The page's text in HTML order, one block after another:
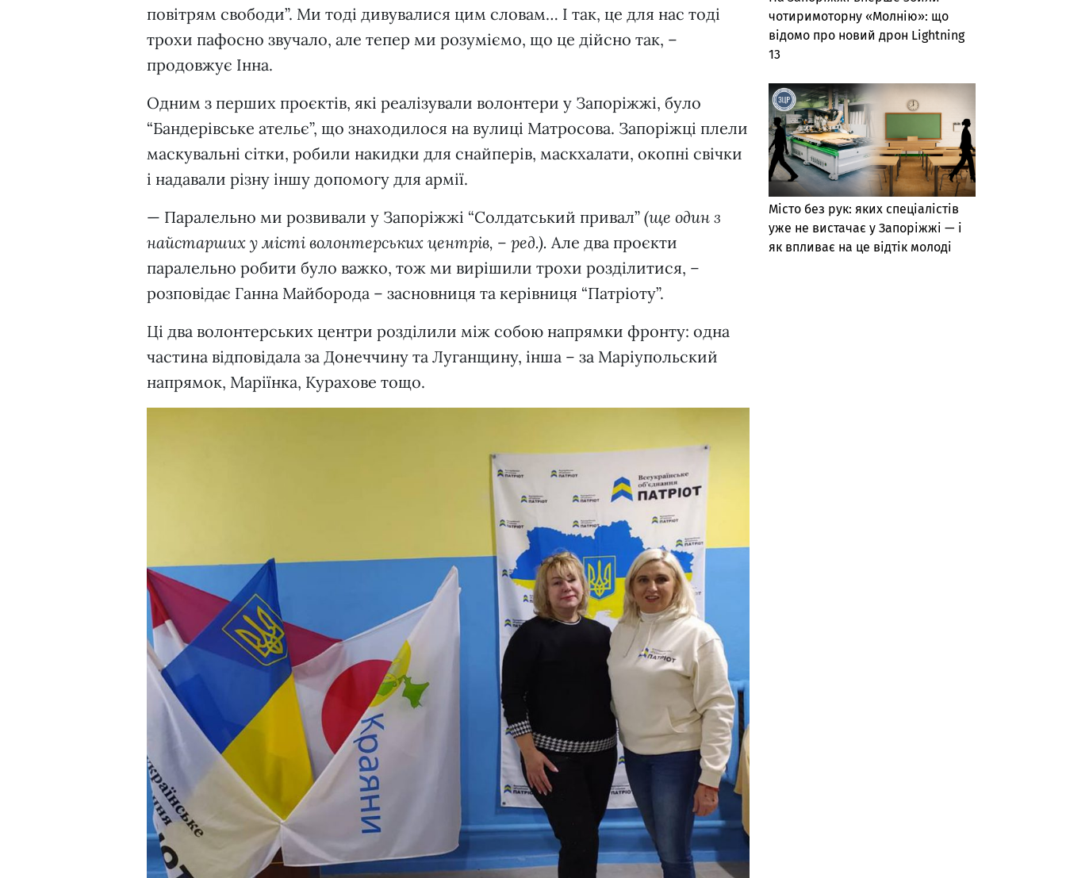
повітрям свободи”. Ми тоді дивувалися цим словам… І так, це для нас тоді
трохи пафосно звучало, але тепер ми розуміємо, що це дійсно так, –
продовжує Інна.
Одним з перших проєктів, які реалізували волонтери у Запоріжжі, було
“Бандерівське ательє”, що знаходилося на вулиці Матросова. Запоріжці плели
маскувальні сітки, робили накидки для снайперів, маскхалати, окопні свічки
і надавали різну іншу допомогу для армії.
— Паралельно ми розвивали у Запоріжжі “Солдатський привал”(ще один з
найстарших у місті волонтерських центрів, – ред.). Але два проєкти
паралельно робити було важко, тож ми вирішили трохи розділитися, –
розповідає Ганна Майборода – засновниця та керівниця “Патріоту”.
Ці два волонтерських центри розділили між собою напрямки фронту: одна
частина відповідала за Донеччину та Луганщину, інша – за Маріупольский
напрямок, Маріїнка, Курахове тощо.
чотиримоторну «Молнію»: що
відомо про новий дрон Lightning
13
Місто без рук: яких спеціалістів
уже не вистачає у Запоріжжі — і
як впливає на це відтік молоді